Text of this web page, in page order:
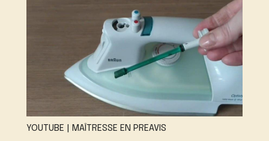
YOUTUBE | MAÎTRESSE EN PREAVIS